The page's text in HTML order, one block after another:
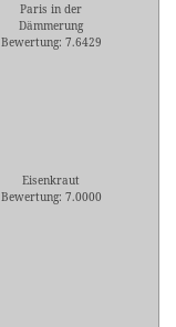
Paris in der
Dämmerung
Bewertung: 7.6429
Eisenkraut
Bewertung: 7.0000